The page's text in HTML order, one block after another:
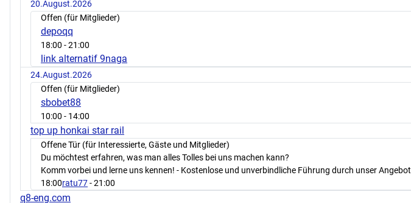
20.August.2026
Offen (für Mitglieder)
depoqq
18:00 - 21:00
link alternatif 9naga
24.August.2026
Offen (für Mitglieder)
sbobet88
10:00 - 14:00
top up honkai star rail
Offene Tür (für Interessierte, Gäste und Mitglieder)
Du möchtest erfahren, was man alles Tolles bei uns machen kann?
Komm vorbei und lerne uns kennen! - Kostenlose und unverbindliche Führung durch unser
18:00ratu77- 21:00
q8-eng.com